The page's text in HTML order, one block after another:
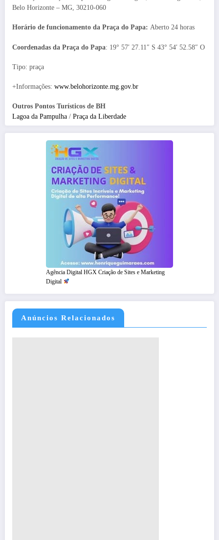
Belo Horizonte – MG, 30210-060
Horário de funcionamento da Praça do Papa: Aberto 24 horas
Coordenadas da Praça do Papa: 19° 57′ 27.11″ S 43° 54′ 52.58″ O
Tipo: praça
+Informações: www.belohorizonte.mg.gov.br
Outros Pontos Turísticos de BH
Lagoa da Pampulha / Praça da Liberdade
Agência Digital HGX Criação de Sites e Marketing
Digital
Anúncios Relacionados